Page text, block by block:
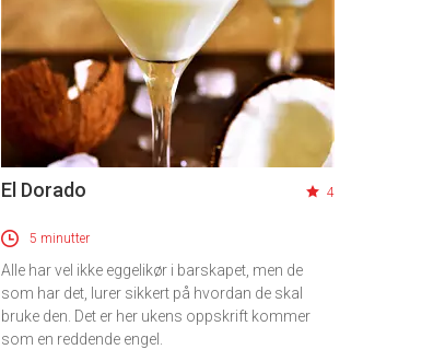
El Dorado 4
5 minutter
Alle har vel ikke eggelikør i barskapet, men de
som har det, lurer sikkert på hvordan de skal
bruke den. Det er her ukens oppskrift kommer
som en reddende engel.